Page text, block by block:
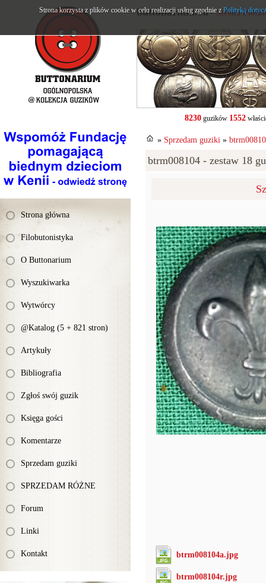
Strona główna
Filobutonistyka
O Buttonarium
Wyszukiwarka
Wytwórcy
@Katalog (5 + 821 stron)
Artykuły
Bibliografia
Zgłoś swój guzik
Księga gości
Komentarze
Sprzedam guziki
SPRZEDAM RÓŻNE
Forum
Linki
Kontakt
buttonarium.eu- Strona
8230guzików 1552
» Sprzedam guziki »
btrm008104 - zestaw 18
btrm008104a.jpg
btrm008104r.jpg
Strona korzysta z plików cookie w celu realizacji usług zgodnie zPolityką